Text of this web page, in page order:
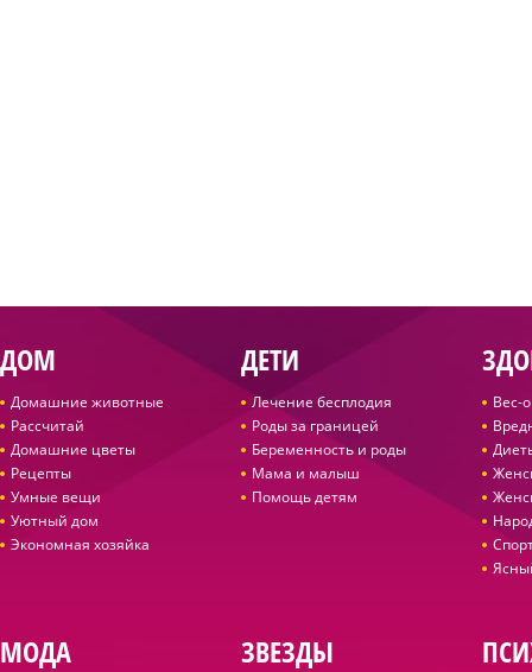
ДОМ
Домашние животные
Рассчитай
Домашние цветы
Рецепты
Умные вещи
Уютный дом
Экономная хозяйка
ДЕТИ
Лечение бесплодия
Роды за границей
Беременность и роды
Мама и малыш
Помощь детям
Вес-
МОДА ЗВЕЗДЫ